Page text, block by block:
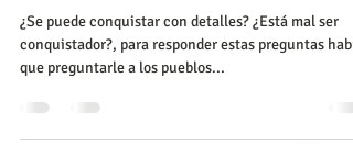
¿Se puede conquistar con detalles? ¿Está mal ser
conquistador?, para responder estas preguntas
que preguntarle a los pueblos...